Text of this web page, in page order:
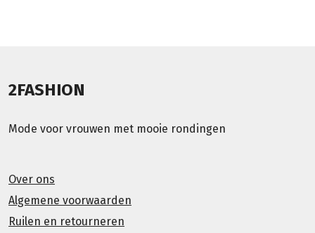
2FASHION
Mode voor vrouwen met mooie rondingen
Over ons
Algemene voorwaarden
Ruilen en retourneren